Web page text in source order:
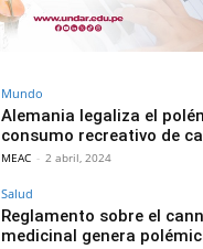
Mundo
Alemania legaliza el
consumo recreativo de
MEAC - 2 abril, 2024
Salud
Reglamento sobre el
medicinal genera